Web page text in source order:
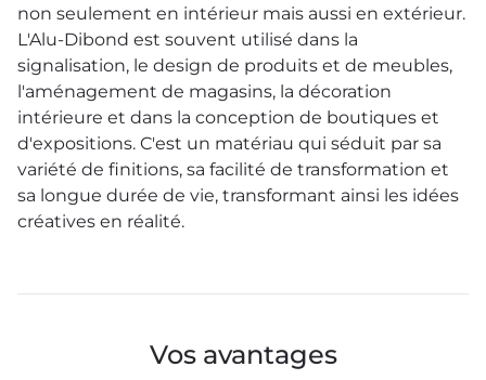
non seulement en intérieur mais aussi en extérieur.
L'Alu-Dibond est souvent utilisé dans la
signalisation, le design de produits et de meubles,
l'aménagement de magasins, la décoration
intérieure et dans la conception de boutiques et
d'expositions. C'est un matériau qui séduit par sa
variété de finitions, sa facilité de transformation et
sa longue durée de vie, transformant ainsi les idées
créatives en réalité.
Vos avantages